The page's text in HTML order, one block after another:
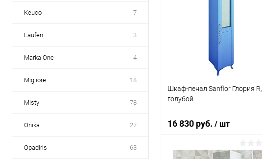
Keuco 7
Laufen 3
Marka One 4
Migliore 18
Misty 78
Onika 27
Opadiris 63
Купить в 1 клик
Шкаф-пенал Sanflor Глория R,
голубой
16 830 руб. / шт